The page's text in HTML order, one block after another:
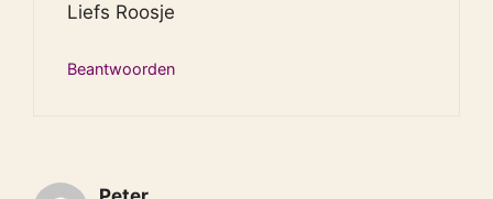
Liefs Roosje
Beantwoorden